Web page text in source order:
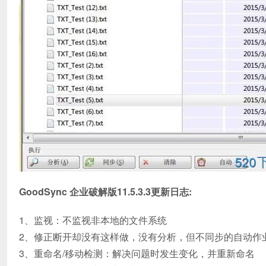
GoodSync 企业破解版11.5.3.3更新日志:
1、监视：不监视非本地的文件系统
2、修正断开却没有这样做，没有分析，但不同步的自动作
3、重命名/移动检测：解决问题时发生变化，并重新命名